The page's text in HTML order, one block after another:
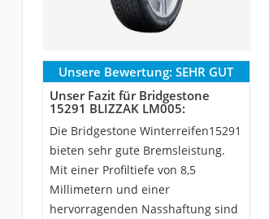
Unsere Bewertung: SEHR GUT
Unser Fazit für Bridgestone
15291 BLIZZAK LM005:
Die Bridgestone Winterreifen15291
bieten sehr gute Bremsleistung.
Mit einer Profiltiefe von 8,5
Millimetern und einer
hervorragenden Nasshaftung sind